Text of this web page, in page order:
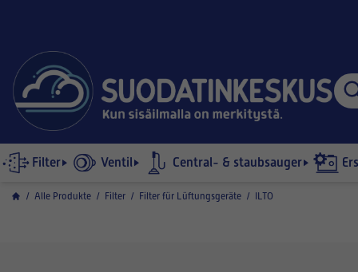
Filter Ventil Central- & staubsauger
/ Alle Produkte / Filter / Filter für Lüftungsgeräte / ILTO